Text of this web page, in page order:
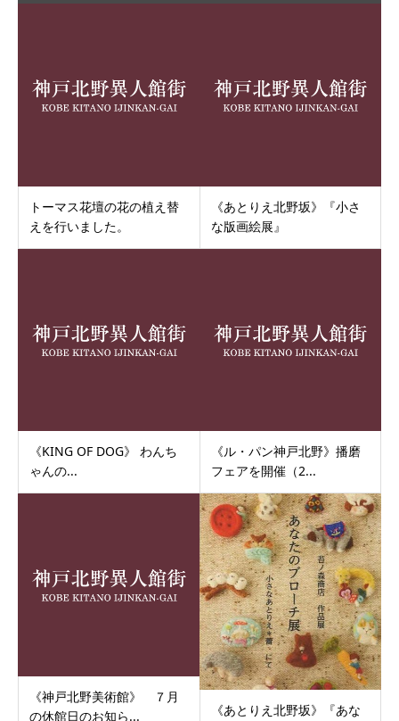
トーマス花壇の花の植え替
えを行いました。
《あとりえ北野坂》『小さ
な版画絵展』
《KING OF DOG》 わんち
ゃんの...
《ル・パン神戸北野》播磨
フェアを開催（2...
《神戸北野美術館》 ７月
の休館日のお知ら...
《あとりえ北野坂》『あな